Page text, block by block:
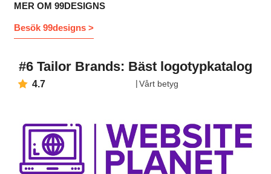
MER OM 99DESIGNS
Besök 99designs >
#6 Tailor Brands: Bäst logotypkatalog
4.7 Vårt betyg